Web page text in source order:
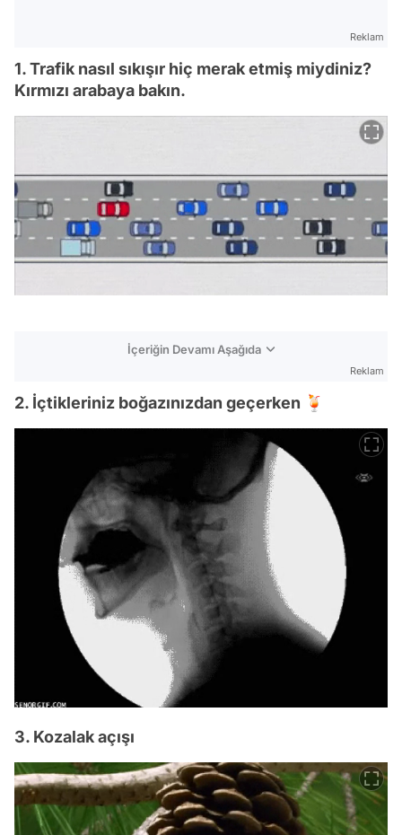
Reklam
1. Trafik nasıl sıkışır hiç merak etmiş miydiniz?
Kırmızı arabaya bakın.
İçeriğin Devamı Aşağıda
Reklam
2. İçtikleriniz boğazınızdan geçerken 🍹
3. Kozalak açışı